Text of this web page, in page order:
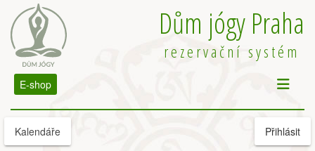
Dům jógy Praha
rezervační systém
E-shop
Kalendáře Přihlásit